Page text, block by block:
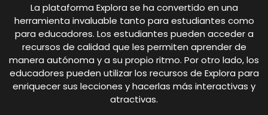
La plataforma Explora se ha convertido en una
herramienta invaluable tanto para estudiantes como
para educadores. Los estudiantes pueden acceder a
recursos de calidad que les permiten aprender de
manera autónoma y a su propio ritmo. Por otro lado, los
educadores pueden utilizar los recursos de Explora para
enriquecer sus lecciones y hacerlas más interactivas y
atractivas.